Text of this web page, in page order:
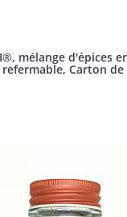
mélange d'épices
Carton de